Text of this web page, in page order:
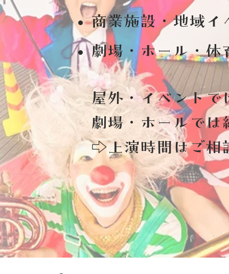
商業施設・地域イ
劇場・ホール・体
屋外・イベントで
劇場・ホールで
​⇨上演時間はご相